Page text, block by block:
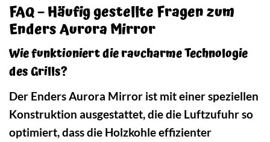
FAQ – Häufig gestellte Fragen zum
Enders Aurora Mirror
Wie funktioniert die raucharme Technologie
des Grills?
Der Enders Aurora Mirror ist mit einer speziellen
Konstruktion ausgestattet, die die Luftzufuhr so
optimiert, dass die Holzkohle effizienter